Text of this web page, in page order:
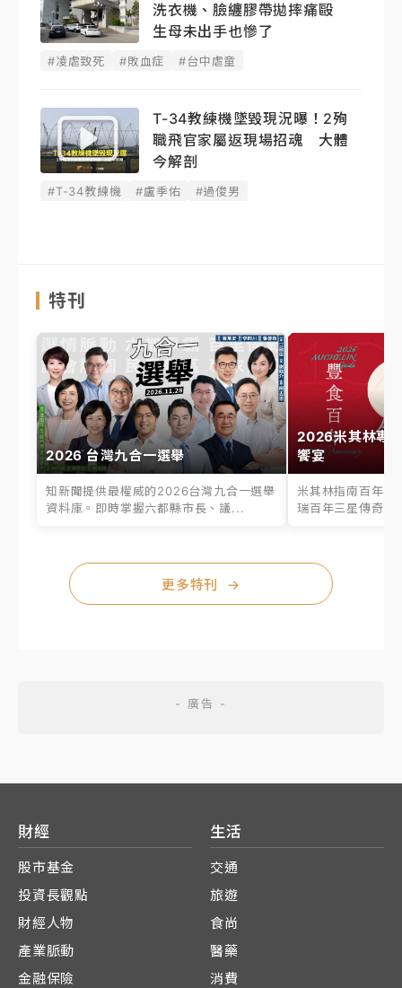
洗衣機、臉纏膠帶拋摔痛毆
生母未出手也慘了
#凌虐致死 #敗血症 #台中虐童
T-34教練機墜毀現況曝！2殉
職飛官家屬返現場招魂 大體
今解剖
#T-34教練機 #盧季佑 #過俊男
特刊
2026 台灣九合一選舉
知新聞提供最權威的2026台灣九合一選舉
資料庫。即時掌握六都縣市長、議...
2026米其林專
饗宴
米其林指南百年之
瑞百年三星傳奇、
更多特刊 →
財經
股市基金
投資長觀點
財經人物
產業脈動
金融保險
生活
交通
旅遊
食尚
醫藥
消費